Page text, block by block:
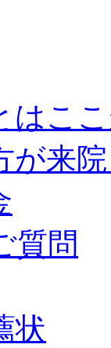
はこ
が来
質問
状